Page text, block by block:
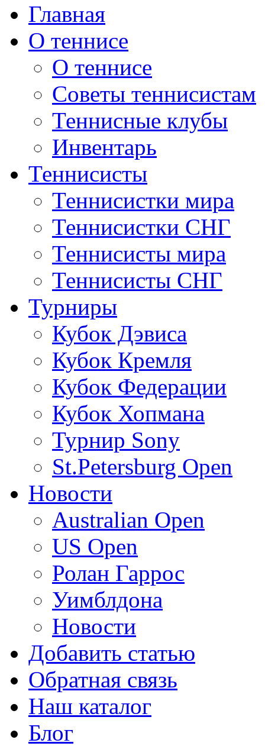
Главная
О теннисе
О теннисе
Советы теннисистам
Теннисные клубы
Инвентарь
Теннисисты
Теннисистки мира
Теннисистки СНГ
Теннисисты мира
Теннисисты СНГ
Турниры
Кубок Дэвиса
Кубок Кремля
Кубок Федерации
Кубок Хопмана
Турнир Sony
St.Petersburg Open
Новости
Australian Open
US Open
Ролан Гаррос
Уимблдона
Новости
Добавить статью
Обратная связь
Наш каталог
Блог